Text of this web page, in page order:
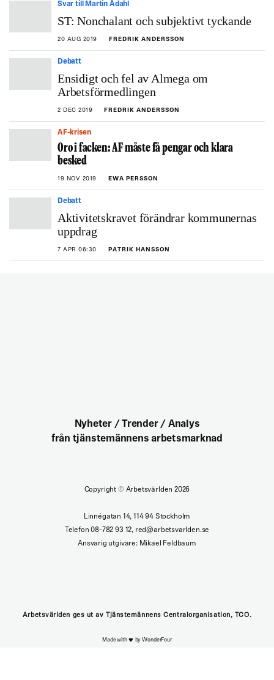
Svar till Martin Ådahl
ST: Nonchalant och subjektivt tyckande
20 AUG 2019 FREDRIK ANDERSSON
Debatt
Ensidigt och fel av Almega om
Arbetsförmedlingen
2 DEC 2019 FREDRIK ANDERSSON
AF-krisen
Oro i facken: AF måste få pengar och klara
besked
19 NOV 2019 EWA PERSSON
Debatt
Aktivitetskravet förändrar kommunernas
uppdrag
7 APR 06:30 PATRIK HANSSON
Nyheter / Trender / Analys
från tjänstemännens arbetsmarknad
Copyright ©Arbetsvärlden 2026
Linnégatan 14, 114 94 Stockholm
Telefon 08-782 93 12, red@arbetsvarlden.se
Ansvarig utgivare: Mikael Feldbaum
Arbetsvärlden ges ut av Tjänstemännens Centralorganisation, TCO.
Made with by WonderFour